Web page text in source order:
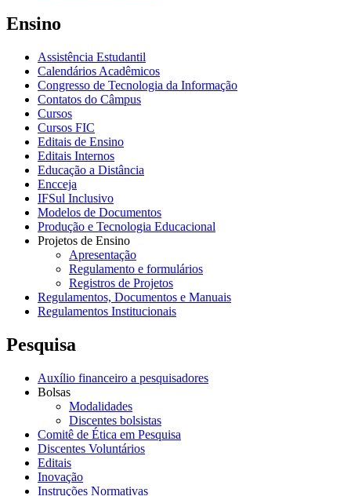
Ensino
Assistência Estudantil
Calendários Acadêmicos
Congresso de Tecnologia da Informação
Contatos do Câmpus
Cursos
Cursos FIC
Editais de Ensino
Editais Internos
Educação a Distância
Encceja
IFSul Inclusivo
Modelos de Documentos
Produção e Tecnologia Educacional
Projetos de Ensino
Apresentação
Regulamento e formulários
Registros de Projetos
Regulamentos, Documentos e Manuais
Regulamentos Institucionais
Pesquisa
Auxílio financeiro a pesquisadores
Bolsas
Modalidades
Discentes bolsistas
Comitê de Ética em Pesquisa
Discentes Voluntários
Editais
Inovação
Instruções Normativas